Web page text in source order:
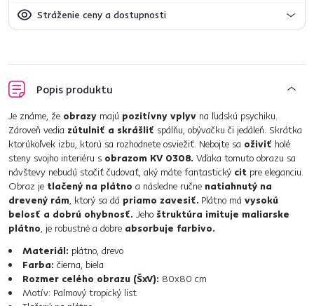
Stráženie ceny a dostupnosti
Popis produktu
Je známe, že obrazy majú pozitívny vplyv na ľudskú psychiku.
Zároveň vedia zútulniť a skrášliť spálňu, obývačku či jedáleň. Skrátka
ktorúkoľvek izbu, ktorú sa rozhodnete osviežiť. Nebojte sa oživiť holé
steny svojho interiéru s obrazom KV 0308. Vďaka tomuto obrazu sa
návštevy nebudú stačiť čudovať, aký máte fantastický cit pre eleganciu.
Obraz je tlačený na plátno a následne ručne natiahnutý na
drevený rám, ktorý sa dá priamo zavesiť. Plátno má vysokú
belosť a dobrú ohybnosť. Jeho štruktúra imituje maliarske
plátno, je robustné a dobre absorbuje farbivo.
Materiál: plátno, drevo
Farba: čierna, biela
Rozmer celého obrazu (ŠxV): 80x80 cm
Motív: Palmový tropický list